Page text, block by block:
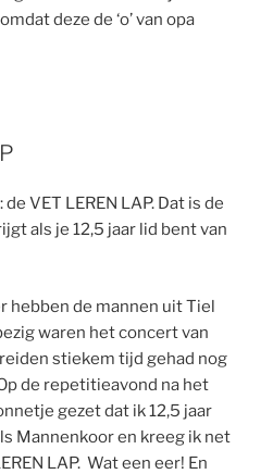
deze de ‘o’ van opa
VET LEREN LAP. Dat is de
als je 12,5 jaar lid bent van
hebben de mannen uit Tiel
waren het concert van
stiekem tijd gehad nog
de repetitieavond na het
gezet dat ik 12,5 jaar
Mannenkoor en kreeg ik net
LAP. Wat een eer! En